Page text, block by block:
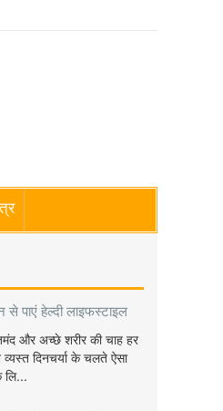
से पाएं हेल्दी लाइफस्टाइल
और अच्छे शरीर की चाह हर
दिनचर्या के चलते ऐसा
लि...